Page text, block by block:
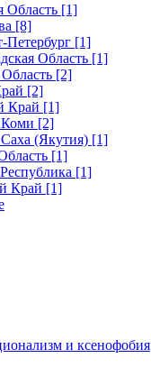
Область [1]
[8]
Петербург [1]
Область [1]
[2]
[2]
Край [1]
Коми [2]
(Якутия) [1]
[1]
[1]
Край [1]
и ксенофобия